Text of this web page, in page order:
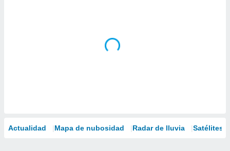
Actualidad Mapa de nubosidad Radar de lluvia Satélites